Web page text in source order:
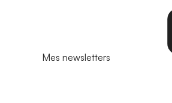
Mes newsletters